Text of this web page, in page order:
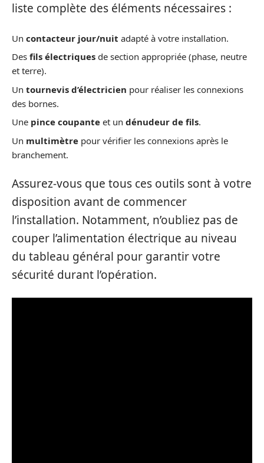
liste complète des éléments nécessaires :
Un contacteur jour/nuit adapté à votre installation.
Des fils électriques de section appropriée (phase, neutre
et terre).
Un tournevis d’électricien pour réaliser les connexions
des bornes.
Une pince coupante et un dénudeur de fils.
Un multimètre pour vérifier les connexions après le
branchement.
Assurez-vous que tous ces outils sont à votre
disposition avant de commencer
l’installation. Notamment, n’oubliez pas de
couper l’alimentation électrique au niveau
du tableau général pour garantir votre
sécurité durant l’opération.